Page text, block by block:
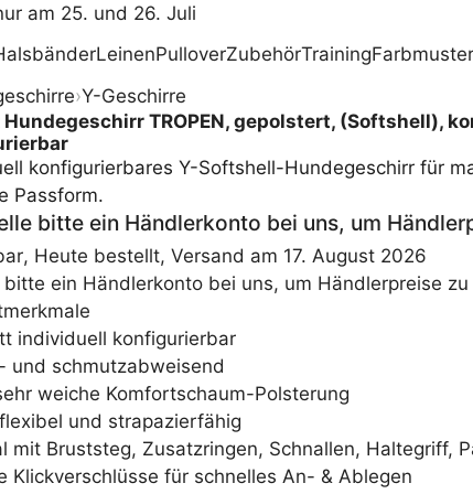
am 25. und 26. Juli
LeinenPulloverZubehörTrainingFarbmuster
›Y-Geschirre
Hundegeschirr TROPEN, gepolstert, (Softshell),
konfigurierbares Y-Softshell-Hundegeschirr für
Passform.
bitte ein Händlerkonto bei uns, um
, Heute bestellt, Versand am 17. August 2026
bitte ein Händlerkonto bei uns, um Händlerpreise zu
individuell konfigurierbar
und schmutzabweisend
weiche Komfortschaum-Polsterung
und strapazierfähig
mit Bruststeg, Zusatzringen, Schnallen, Haltegriff,
Klickverschlüsse für schnelles An- & Ablegen